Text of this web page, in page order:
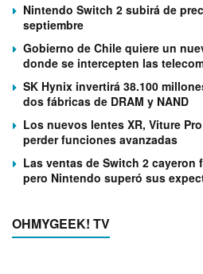
Nintendo Switch 2 subirá de
septiembre
Gobierno de Chile quiere un
donde se intercepten las
SK Hynix invertirá 38.100
dos fábricas de DRAM y NAND
Los nuevos lentes XR, Viture
perder funciones avanzadas
Las ventas de Switch 2 cayeron
pero Nintendo superó sus
OHMYGEEK! TV